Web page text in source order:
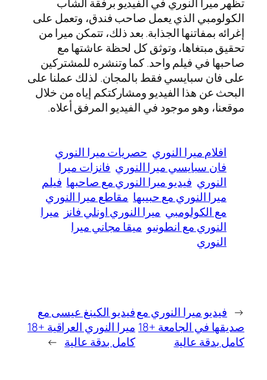
الكولومبي الذي يعمل صاحب فندق، وتعمل على
إغرائه بمفاتنها الجذابة. بعد ذلك، تتمكن ميرا من
تحقيق مبتغاها، وتوثق كل لحظة عاشتها مع
صاحبها في فيلم واحد. كما وتنشره للمشتركين
على فان سبايسي فقط بالمجان. لذلك عملنا على
البحث عن هذا الفيديو ومشاركتكم إياه من خلال
موقعنا، وهو موجود في الفيديو المرفق أعلاه.
افلام ميرا النوري حصريات ميرا النوري
فان سبايسي ميرا النوري فانزات ميرا
النوري فيديو ميرا النوري مع صاحبها فيلم
ميرا النوري مع حبيبها مقاطع ميرا النوري
مع الكولومبي ميرا النوري اونلي فانز ميرا
النوري مع انطونيو ميقا مجاني ميرا
النوري
← فيديو ميرا النوري مع
صديقها في الجامعة +18
كامل بدقة عالية
فيديو الكينغ عيسى مع
ميرا النوري العراقية +18
كامل بدقة عالية →